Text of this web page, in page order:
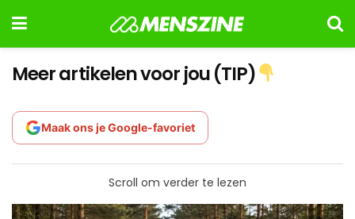
Meer artikelen voor jou (TIP)
Maak ons je Google-favoriet
Scroll om verder te lezen